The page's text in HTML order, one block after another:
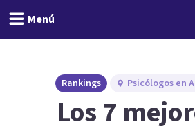
Menú
Rankings Psicólogos en
Los 7